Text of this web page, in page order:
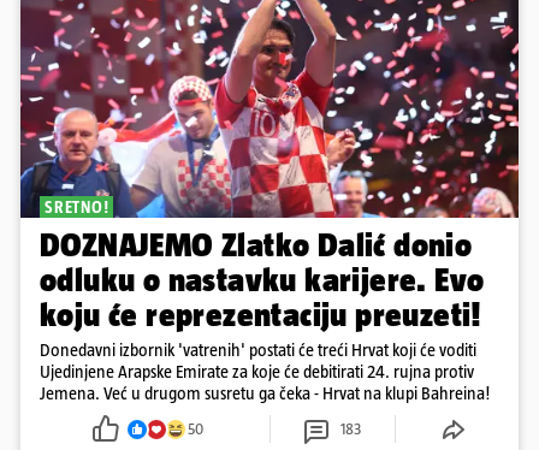
SRETNO!
DOZNAJEMO Zlatko Dalić donio
odluku o nastavku karijere. Evo
koju će reprezentaciju preuzeti!
Donedavni izbornik 'vatrenih' postati će treći Hrvat koji će voditi
Ujedinjene Arapske Emirate za koje će debitirati 24. rujna protiv
Jemena. Već u drugom susretu ga čeka - Hrvat na klupi Bahreina!
50 183